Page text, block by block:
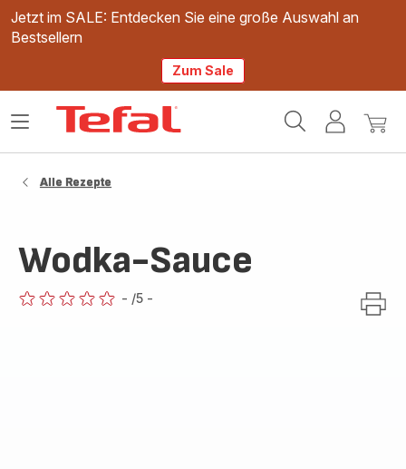
Jetzt im SALE: Entdecken Sie eine große Auswahl an
Bestsellern
Zum Sale
Mein
Mein
Das
Alle Rezepte
Wodka-Sauce
- /5 -